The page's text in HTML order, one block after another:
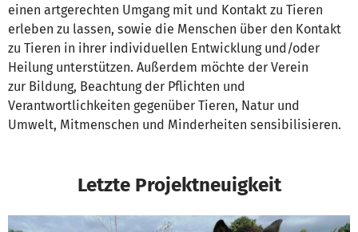
einen artgerechten Umgang mit und Kontakt zu Tieren
erleben zu lassen, sowie die Menschen über den Kontakt
zu Tieren in ihrer individuellen Entwicklung und/oder
Heilung unterstützen. Außerdem möchte der Verein
zur Bildung, Beachtung der Pflichten und
Verantwortlichkeiten gegenüber Tieren, Natur und
Umwelt, Mitmenschen und Minderheiten sensibilisieren.
Letzte Projektneuigkeit